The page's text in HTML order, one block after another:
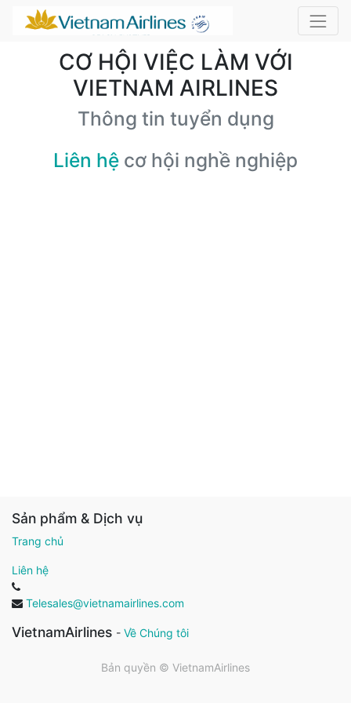
CƠ HỘI VIỆC LÀM VỚI
VIETNAM AIRLINES
Thông tin tuyển dụng
Liên hệ cơ hội nghề nghiệp
Sản phẩm & Dịch vụ
Trang chủ
Liên hệ
Telesales@vietnamairlines.com
VietnamAirlines - Về Chúng tôi
Bản quyền © VietnamAirlines